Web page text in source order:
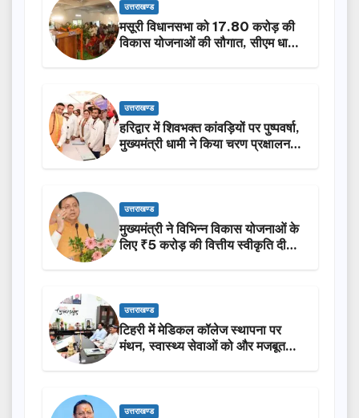
उत्तराखण्ड
मसूरी विधानसभा को 17.80 करोड़ की
विकास योजनाओं की सौगात, सीएम धामी
उत्तराखण्ड
हरिद्वार में शिवभक्त कांवड़ियों पर पुष्पवर्षा,
मुख्यमंत्री धामी ने किया चरण प्रक्षालन…
उत्तराखण्ड
मुख्यमंत्री ने विभिन्न विकास योजनाओं के
लिए ₹5 करोड़ की वित्तीय स्वीकृति दी…
उत्तराखण्ड
टिहरी में मेडिकल कॉलेज स्थापना पर
मंथन, स्वास्थ्य सेवाओं को और मजबूत
उत्तराखण्ड